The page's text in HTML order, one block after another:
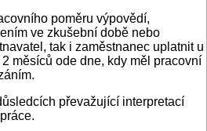
poměru výpovědí,
ve zkušební době nebo
tak i zaměstnanec uplatnit u
měsíců ode dne, kdy měl pracovní
převažující interpretací